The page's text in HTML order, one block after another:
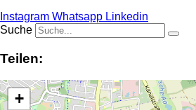
Instagram Whatsapp Linkedin
Suche
Teilen:
+